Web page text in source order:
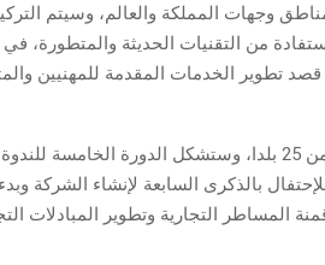
وجهات المملكة والعالم، وسيتم
من التقنيات الحديثة والمتطورة،
قصد تطوير الخدمات المقدمة للمهنيين
وينتظر حضور أكثر من 1000 مشارك ينحدرون من 25 بلدا، وستشكل الدورة
بالذكرى السابعة لإنشاء الشركة
المساطر التجارية وتطوير المبادلات